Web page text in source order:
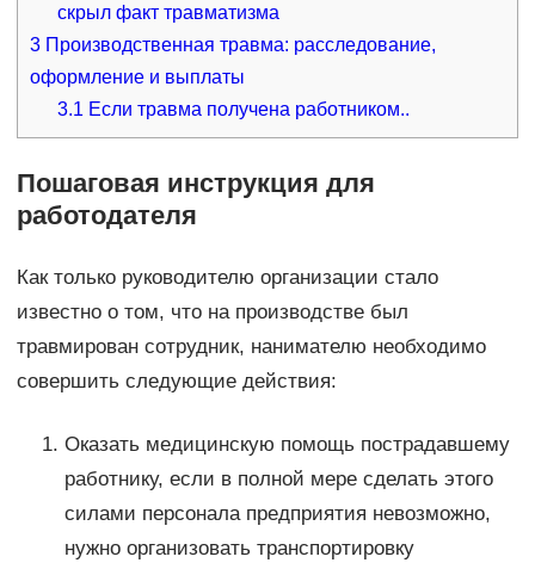
скрыл факт травматизма
3Производственная травма: расследование,
оформление и выплаты
3.1 Если травма получена работником..
Пошаговая инструкция для
работодателя
Как только руководителю организации стало
известно о том, что на производстве был
травмирован сотрудник, нанимателю необходимо
совершить следующие действия:
Оказать медицинскую помощь пострадавшему
работнику, если в полной мере сделать этого
силами персонала предприятия невозможно,
нужно организовать транспортировку